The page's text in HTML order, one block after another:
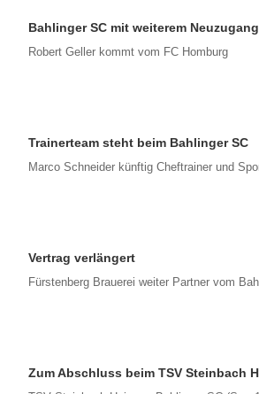
Bahlinger SC mit weiterem Neuzugang
Robert Geller kommt vom FC Homburg
Trainerteam steht beim Bahlinger SC
Marco Schneider künftig Cheftrainer und
Vertrag verlängert
Fürstenberg Brauerei weiter Partner vom
Zum Abschluss beim TSV Steinbach